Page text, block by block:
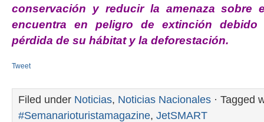
conservación y reducir la amenaza sobre
encuentra en peligro de extinción debido
pérdida de su hábitat y la deforestación.
Tweet
Filed under Noticias, Noticias Nacionales · Tagged
#Semanarioturistamagazine, JetSMART